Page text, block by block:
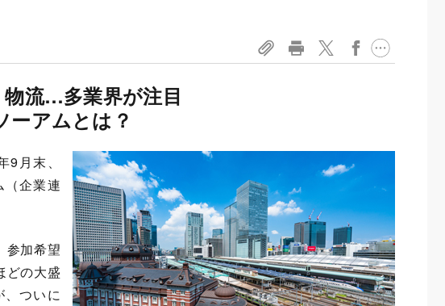
流…多業界が注目
ーアムとは？
月末、
（企業連
参加希望
どの大盛
ついに